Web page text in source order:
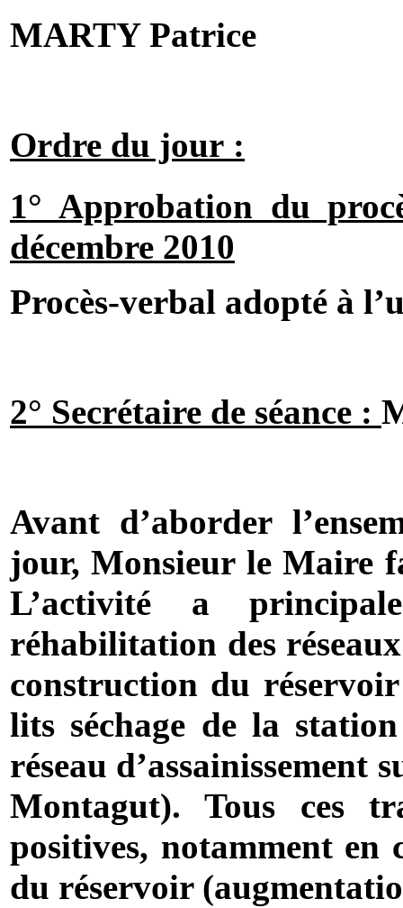
MARTY Patrice
Ordre du jour :
1° Approbation du
décembre 2010
Procès-verbal adopté à
2° Secrétaire de séance :
Avant d’aborder
jour, Monsieur le Maire
L’activité a
réhabilitation des
construction du
lits séchage de la
réseau d’assainissement
Montagut). Tous ces
positives, notamment en
du réservoir